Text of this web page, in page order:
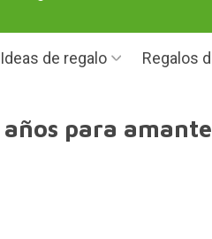
Ideas de regalo Regalos
para